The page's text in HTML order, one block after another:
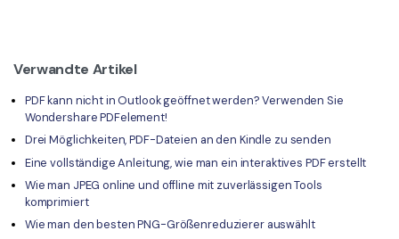
Verwandte Artikel
PDF kann nicht in Outlook geöffnet werden? Verwenden Sie
Wondershare PDFelement!
Drei Möglichkeiten, PDF-Dateien an den Kindle zu senden
Eine vollständige Anleitung, wie man ein interaktives PDF erstellt
Wie man JPEG online und offline mit zuverlässigen Tools
komprimiert
Wie man den besten PNG-Größenreduzierer auswählt